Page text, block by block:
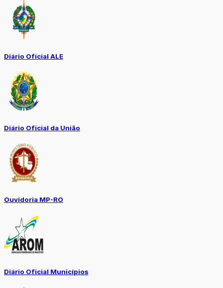
Diário Oficial ALE
Diário Oficial da União
Ouvidoria MP-RO
Diário Oficial Municípios